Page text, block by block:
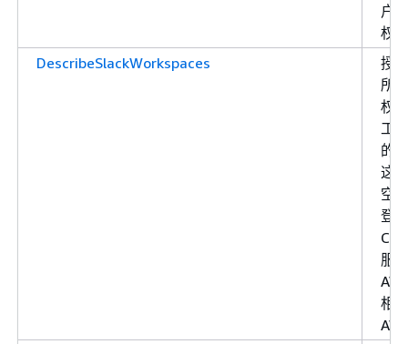
户
权
DescribeSlackWorkspaces
授
所
权
工
的
这
空
登
服
相